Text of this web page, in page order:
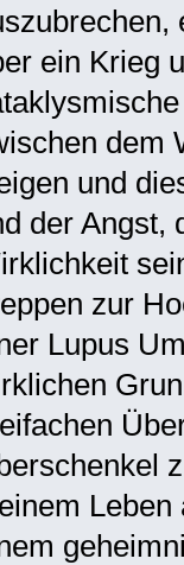
ein Krieg
dem
und
der Angst,
zur
Lupus